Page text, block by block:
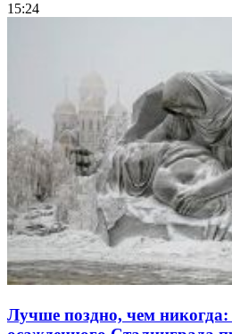
15:24
Лучше поздно, чем